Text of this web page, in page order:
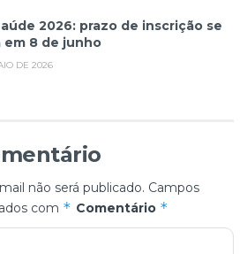
2026: prazo de inscrição se
em 8 de junho
DE 2026
não será publicado. Campos
com * Comentário *